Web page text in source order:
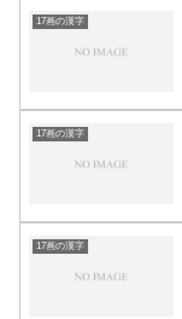
17画の漢字
17画の漢字
17画の漢字